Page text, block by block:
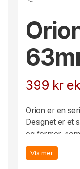
399 kr
Orion er en
Designet er et
og former,
fremhever
Lyktene er
Vis mer